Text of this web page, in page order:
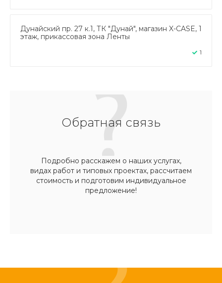
Дунайский пр. 27 к.1, ТК "Дунай", магазин X-CASE, 1
этаж, прикассовая зона Ленты
1
Обратная связь
Подробно расскажем о наших услугах,
видах работ и типовых проектах, рассчитаем
стоимость и подготовим индивидуальное
предложение!